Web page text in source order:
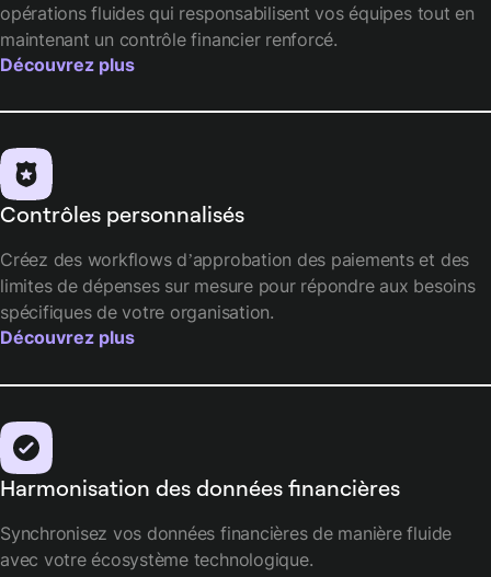
opérations fluides qui responsabilisent vos équipes tout en
maintenant un contrôle financier renforcé.
Découvrez plus
Contrôles personnalisés
Créez des workflows d’approbation des paiements et des
limites de dépenses sur mesure pour répondre aux besoins
spécifiques de votre organisation.
Découvrez plus
Harmonisation des données financières
Synchronisez vos données financières de manière fluide
avec votre écosystème technologique.